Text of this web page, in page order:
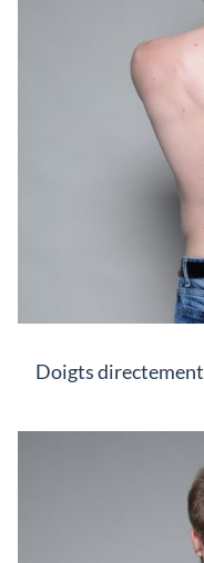
Doigts directement